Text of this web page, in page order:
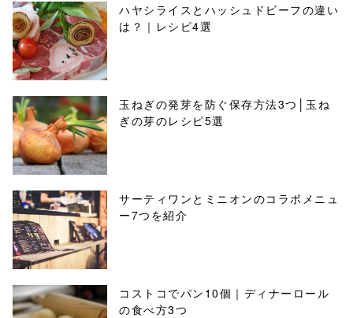
ハヤシライスとハッシュドビーフの違い
は？｜レシピ4選
玉ねぎの発芽を防ぐ保存方法3つ│玉ね
ぎの芽のレシピ5選
サーティワンとミニオンのコラボメニュ
ー7つを紹介
コストコでパン10個｜ディナーロール
の食べ方3つ